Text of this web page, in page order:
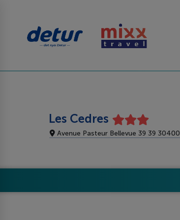
Les Cedres
Avenue Pasteur Bellevue 39 39 30400